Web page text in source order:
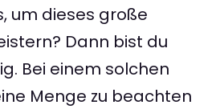
um dieses große
Dann bist du
Bei einem solchen
Menge zu beachten